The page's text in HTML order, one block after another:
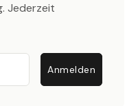
Jederzeit
Anmelden